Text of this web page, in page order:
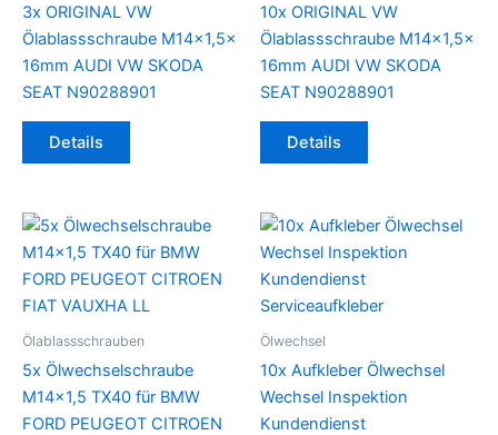
3x ORIGINAL VW
Ölablassschraube M14x1,5x
16mm AUDI VW SKODA
SEAT N90288901
Details
10x ORIGINAL VW
Ölablassschraube M14x1,5x
16mm AUDI VW SKODA
SEAT N90288901
Details
Ölablassschrauben
5x Ölwechselschraube
M14x1,5 TX40 für BMW
FORD PEUGEOT CITROEN
Ölwechsel
10x Aufkleber Ölwechsel
Wechsel Inspektion
Kundendienst